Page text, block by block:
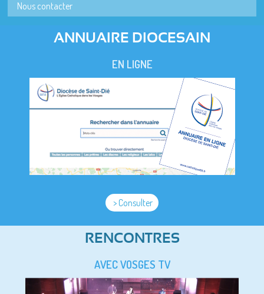
Nous contacter
ANNUAIRE DIOCESAIN
EN LIGNE
> Consulter
RENCONTRES
AVEC VOSGES TV